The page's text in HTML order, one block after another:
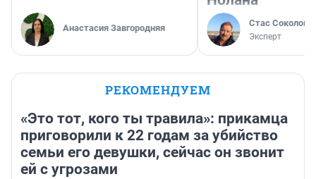
Анастасия Завгородняя Стас Соколов
Эксперт
РЕКОМЕНДУЕМ
«Это тот, кого ты травила»: прикамца
приговорили к 22 годам за убийство
семьи его девушки, сейчас он звонит
ей с угрозами